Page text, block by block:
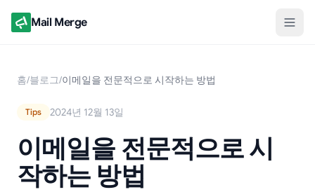
Mail Merge
홈/블로그/이메일을 전문적으로 시작하는 방법
Tips 2024년 12월 13일
이메일을 전문적으로 시
작하는 방법